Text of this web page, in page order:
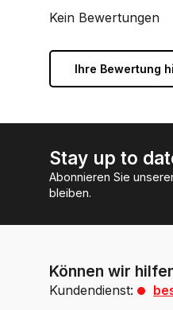
Kein Bewertungen
Ihre Bewertung
Stay up to
Abonnieren Sie
bleiben.
Können wir
Kundendienst: